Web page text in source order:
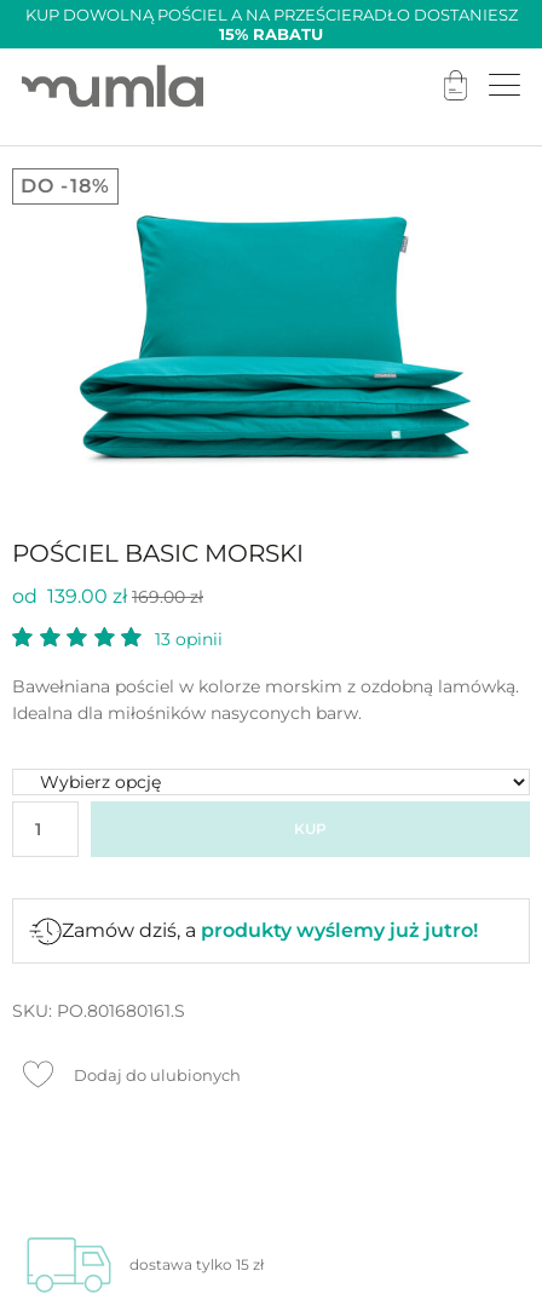
KUP DOWOLNĄ POŚCIEL A NA PRZEŚCIERADŁO DOSTANIESZ
15% RABATU
DO -18%
POŚCIEL BASIC MORSKI
od 139.00 zł169.00 zł
13 opinii
Bawełniana pościel w kolorze morskim z ozdobną lamówką.
Idealna dla miłośników nasyconych barw.
KUP
Zamów dziś, a produkty wyślemy już jutro!
SKU: PO.801680161.S
Dodaj do ulubionych
dostawa tylko 15 zł